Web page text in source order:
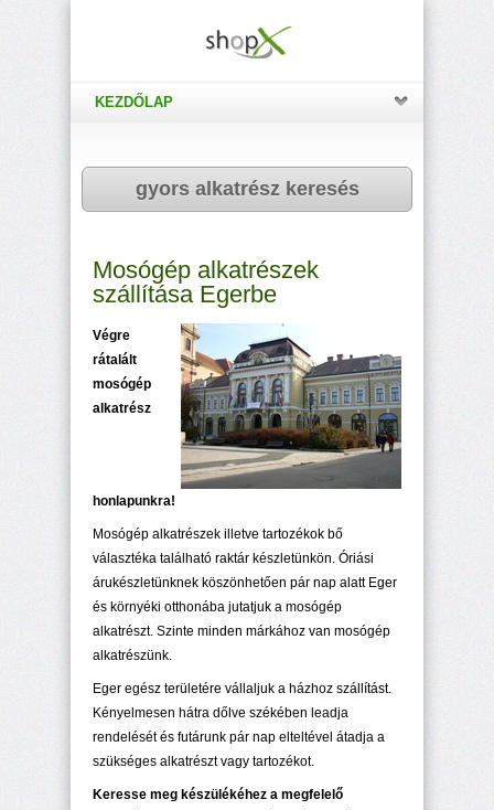
KEZDŐLAP
gyors alkatrész keresés
Mosógép alkatrészek
szállítása Egerbe
Végre
rátalált
mosógép
alkatrész
honlapunkra!
Mosógép alkatrészek illetve tartozékok bő
választéka található raktár készletünkön. Óriási
árukészletünknek köszönhetően pár nap alatt Eger
és környéki otthonába jutatjuk a mosógép
alkatrészt. Szinte minden márkához van mosógép
alkatrészünk.
Eger egész területére vállaljuk a házhoz szállítást.
Kényelmesen hátra dőlve székében leadja
rendelését és futárunk pár nap elteltével átadja a
szükséges alkatrészt vagy tartozékot.
Keresse meg készülékéhez a megfelelő